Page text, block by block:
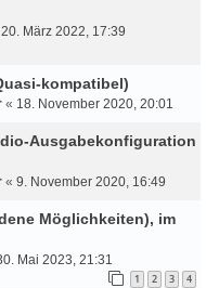
20. März 2022, 17:39
kompatibel)
« 18. November 2020, 20:01
Ausgabekonfiguration
« 9. November 2020, 16:49
Möglichkeiten), im
Mai 2023, 21:31
1 2 3 4